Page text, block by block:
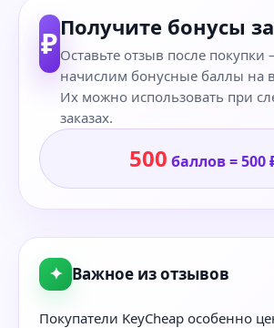
₽Получите бонусы
Оставьте отзыв после
начислим бонусные баллы на
Их можно использовать при
заказах.
500 баллов = 500
✦ Важное из отзывов
Покупатели KeyCheap особенно